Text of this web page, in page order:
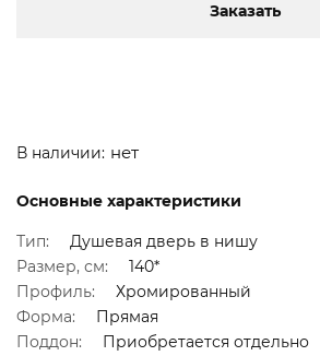
Заказать
В наличии: нет
Основные характеристики
Тип:
Душевая дверь в нишу
Размер, см:
140*
Профиль:
Хромированный
Форма:
Прямая
Поддон:
Приобретается отдельно